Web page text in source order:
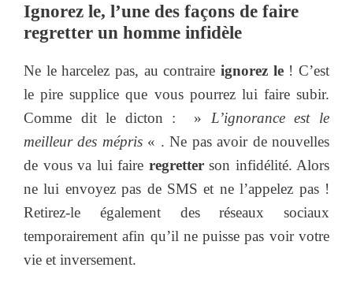
Ignorez le, l’une des façons de faire
regretter un homme infidèle
Ne le harcelez pas, au contraire ignorez le! C’est
le pire supplice que vous pourrez lui faire subir.
Comme dit le dicton : » L’ignorance est le
meilleur des mépris « . Ne pas avoir de nouvelles
de vous va lui faire regretterson infidélité. Alors
ne lui envoyez pas de SMS et ne l’appelez pas !
Retirez-le également des réseaux sociaux
temporairement afin qu’il ne puisse pas voir votre
vie et inversement.